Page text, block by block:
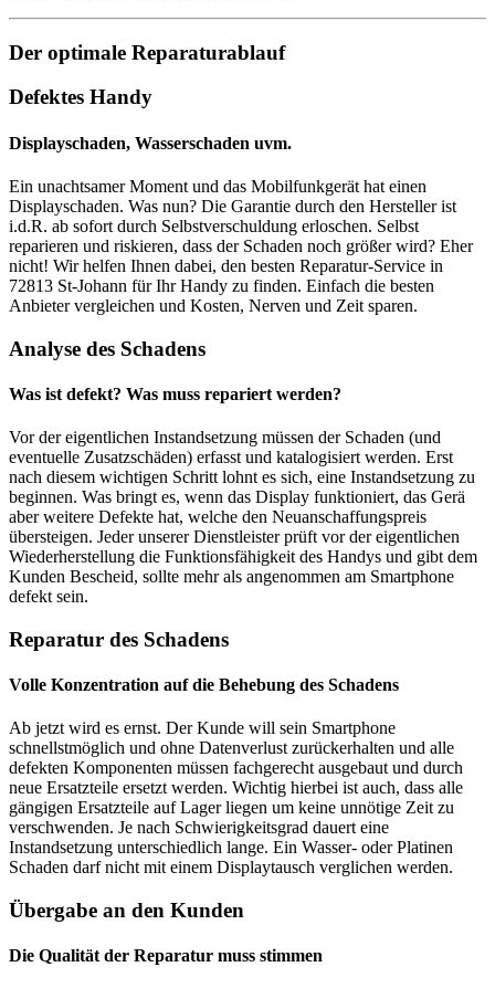
Der optimale Reparaturablauf
Defektes Handy
Displayschaden, Wasserschaden uvm.
Ein unachtsamer Moment und das Mobilfunkgerät hat einen
Displayschaden. Was nun? Die Garantie durch den Hersteller ist
i.d.R. ab sofort durch Selbstverschuldung erloschen. Selbst
reparieren und riskieren, dass der Schaden noch größer wird? Eher
nicht! Wir helfen Ihnen dabei, den besten Reparatur-Service in
72813 St-Johann für Ihr Handy zu finden. Einfach die besten
Anbieter vergleichen und Kosten, Nerven und Zeit sparen.
Analyse des Schadens
Was ist defekt? Was muss repariert werden?
Vor der eigentlichen Instandsetzung müssen der Schaden (und
eventuelle Zusatzschäden) erfasst und katalogisiert werden. Erst
nach diesem wichtigen Schritt lohnt es sich, eine Instandsetzung zu
beginnen. Was bringt es, wenn das Display funktioniert, das Gerä
aber weitere Defekte hat, welche den Neuanschaffungspreis
übersteigen. Jeder unserer Dienstleister prüft vor der eigentlichen
Wiederherstellung die Funktionsfähigkeit des Handys und gibt dem
Kunden Bescheid, sollte mehr als angenommen am Smartphone
defekt sein.
Reparatur des Schadens
Volle Konzentration auf die Behebung des Schadens
Ab jetzt wird es ernst. Der Kunde will sein Smartphone
schnellstmöglich und ohne Datenverlust zurückerhalten und alle
defekten Komponenten müssen fachgerecht ausgebaut und durch
neue Ersatzteile ersetzt werden. Wichtig hierbei ist auch, dass alle
gängigen Ersatzteile auf Lager liegen um keine unnötige Zeit zu
verschwenden. Je nach Schwierigkeitsgrad dauert eine
Instandsetzung unterschiedlich lange. Ein Wasser- oder Platinen
Schaden darf nicht mit einem Displaytausch verglichen werden.
Übergabe an den Kunden
Die Qualität der Reparatur muss stimmen